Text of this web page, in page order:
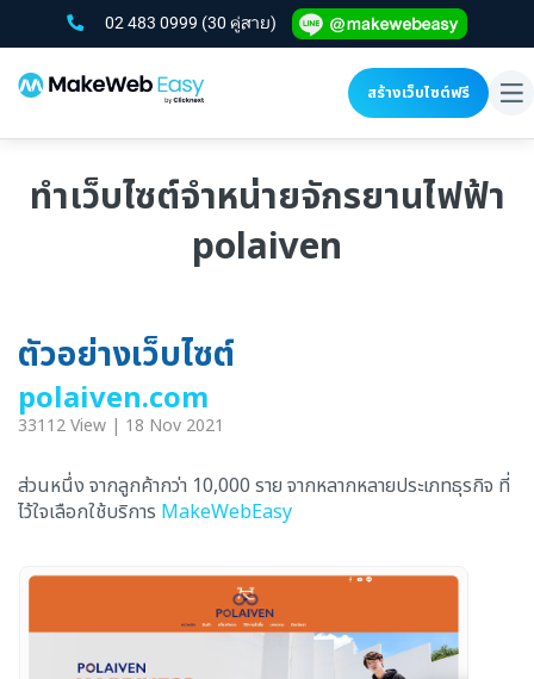
02 483 0999 (30 คู่สาย)
สร้างเว็บไซต์ฟรี
ทำเว็บไซต์จำหน่ายจักรยานไฟฟ้า
polaiven
ตัวอย่างเว็บไซต์
polaiven.com
33112 View | 18 Nov 2021
ส่วนหนึ่ง จากลูกค้ากว่า 10,000 ราย จากหลากหลายประเภทธุรกิจ ที่
ไว้ใจเลือกใช้บริการ MakeWebEasy